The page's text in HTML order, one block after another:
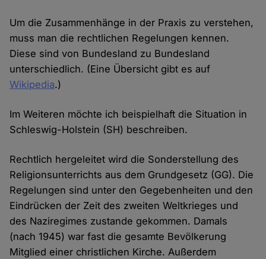
Um die Zusammenhänge in der Praxis zu verstehen,
muss man die rechtlichen Regelungen kennen.
Diese sind von Bundesland zu Bundesland
unterschiedlich. (Eine Übersicht gibt es auf
Wikipedia.)
Im Weiteren möchte ich beispielhaft die Situation in
Schleswig-Holstein (SH) beschreiben.
Rechtlich hergeleitet wird die Sonderstellung des
Religionsunterrichts aus dem Grundgesetz (GG). Die
Regelungen sind unter den Gegebenheiten und den
Eindrücken der Zeit des zweiten Weltkrieges und
des Naziregimes zustande gekommen. Damals
(nach 1945) war fast die gesamte Bevölkerung
Mitglied einer christlichen Kirche. Außerdem